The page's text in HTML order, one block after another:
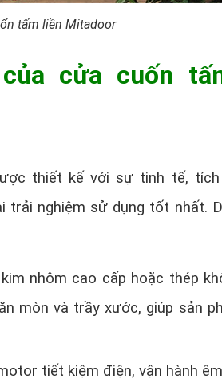
tấm liền Mitadoor
cửa cuốn
thiết kế với sự tinh tế, tích
trải nghiệm sử dụng tốt nhất.
nhôm cao cấp hoặc thép
mòn và trầy xước, giúp sản
tiết kiệm điện, vận hành